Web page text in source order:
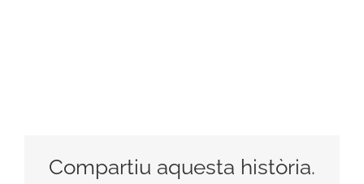
Compartiu aquesta història.